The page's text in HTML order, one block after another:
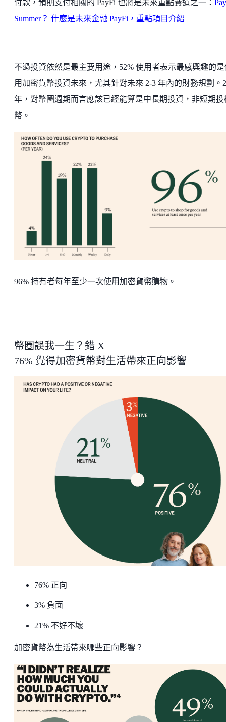
付款，預期支付相關的 PayFi 也將是未來重點賽道之一：
Summer？ 什麼是未來金融 PayFi，重點項目介紹
不過投資依然是最主要用途，52% 使用者表示最感興趣的是
用加密貨幣投資未來，尤其針對未來 2-3 年內的財務規劃。
年，對幣圈週期而言應該已經能算是中長期投資，非短期投
幣。
96% 持有者每年至少一次使用加密貨幣購物。
幣圈誤我一生？錯 X
76% 覺得加密貨幣對生活帶來正向影響
76% 正向
3% 負面
21% 不好不壞
加密貨幣為生活帶來哪些正向影響？